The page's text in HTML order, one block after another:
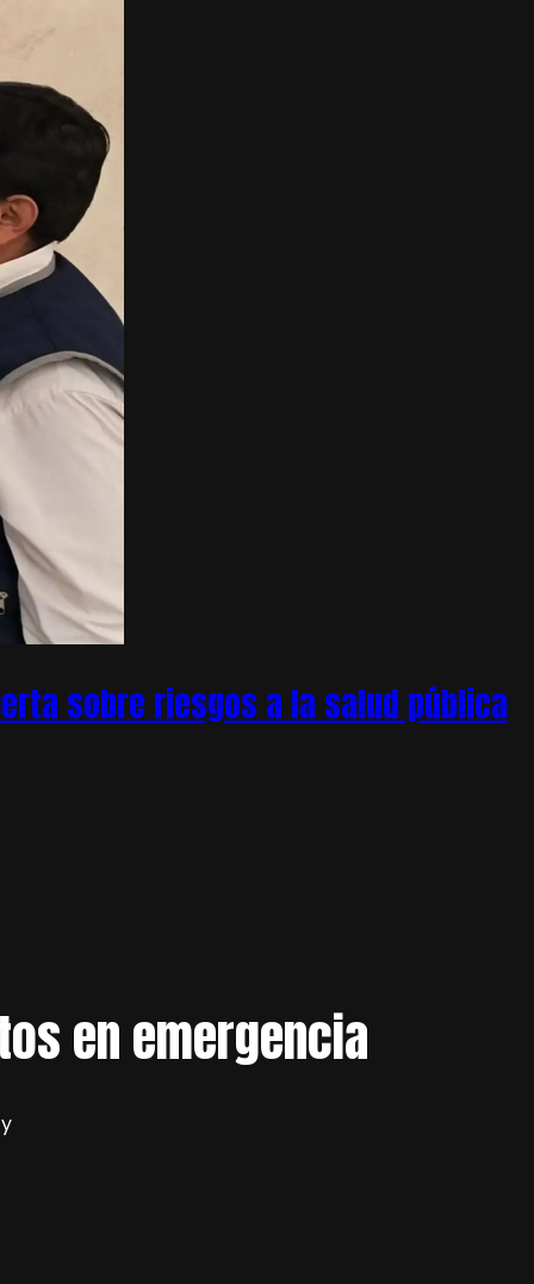
sobre riesgos a la salud pública
en emergencia